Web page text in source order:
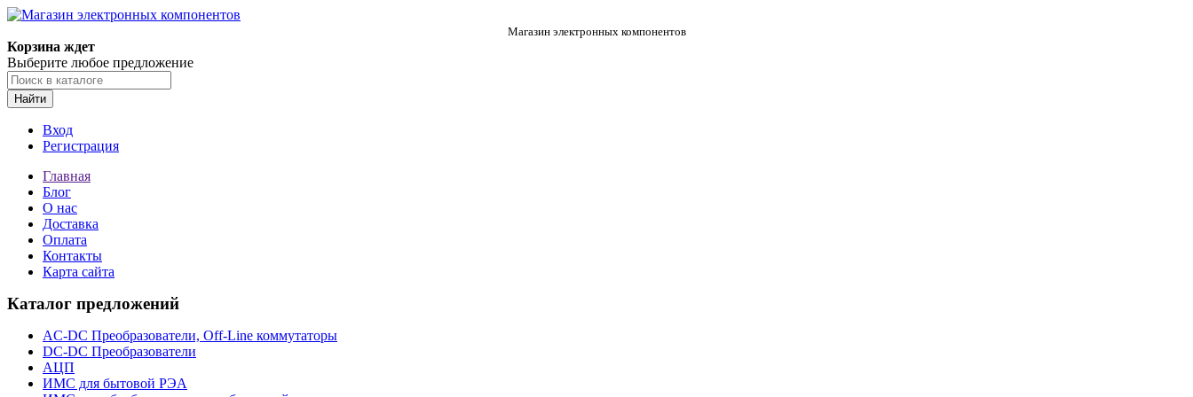
Магазин электронных компонентов
Корзина ждет
Выберите любое предложение
Найти
Вход
Регистрация
Главная
Блог
О нас
Доставка
Оплата
Контакты
Карта сайта
Каталог предложений
AC-DC Преобразователи, Off-Line коммутаторы
DC-DC Преобразователи
АЦП
ИМС для бытовой РЭА